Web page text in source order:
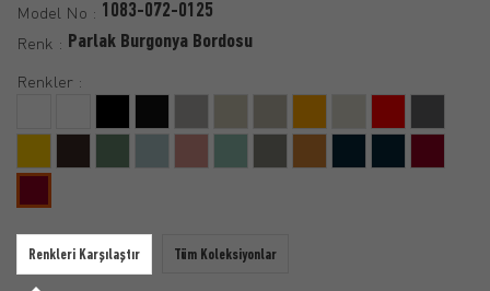
Model No : 1083-072-0125
Renk : Parlak Burgonya Bordosu
Renkler :
Renkleri Karşılaştır Tüm Koleksiyonlar